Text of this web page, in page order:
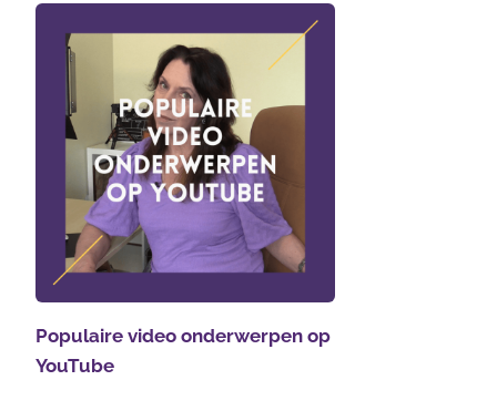
Populaire video onderwerpen op
YouTube